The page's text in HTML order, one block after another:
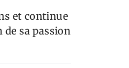
et continue
sa passion